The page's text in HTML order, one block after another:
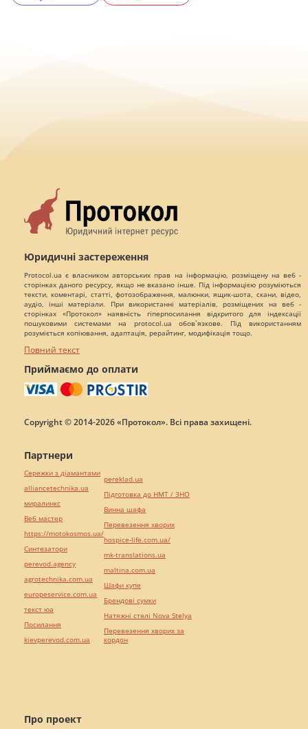
Юридичні застереження
Protocol.ua є власником авторських прав на інформацію, розміщену на веб -
сторінках даного ресурсу, якщо не вказано інше. Під інформацією розуміються
тексти, коментарі, статті, фотозображення, малюнки, ящик-шота, скани, відео,
аудіо, інші матеріали. При використанні матеріалів, розміщених на веб -
сторінках «Протокол» наявність гіперпосилання відкритого для індексації
пошуковими системами на protocol.ua обов`язкове. Під використанням
розуміється копіювання, адаптація, рерайтинг, модифікація тощо.
Повний текст
Приймаємо до оплати
Copyright © 2014-2026 «Протокол». Всі права захищені.
Про проект
Партнери
Сережки з діамантами
alliancetechnika.ua
миралинкс
Веб мастер
https://motokosmos.ua/
Синтезатори
perevod.agency
agrotechnika.com.ua
europeservice.com.ua
текст юа
Посилання
kievperevod.com.ua
pereklad.ua
Підготовка до НМТ / ЗНО
Винна шафа
Перевезення хворих
hospice-life.com.ua/
mk-translations.ua
maltina.com.ua
Шафи купе
Брендові сумки
Натяжні стелі Nova Stelya
Перевезення хворих за
кордон